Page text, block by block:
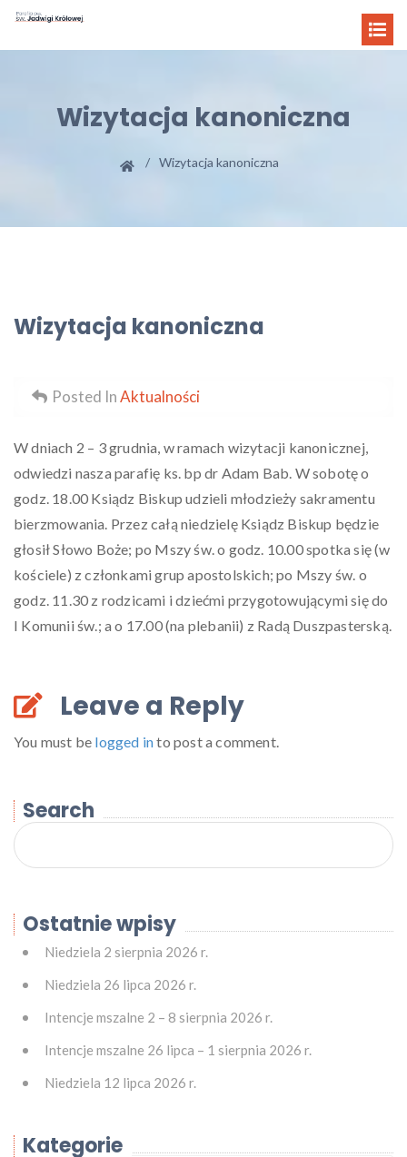
Wizytacja kanoniczna
Wizytacja kanoniczna
Wizytacja kanoniczna
Posted InAktualności
W dniach 2 – 3 grudnia, w ramach wizytacji kanonicznej,
odwiedzi nasza parafię ks. bp dr Adam Bab. W sobotę o
godz. 18.00 Ksiądz Biskup udzieli młodzieży sakramentu
bierzmowania. Przez całą niedzielę Ksiądz Biskup będzie
głosił Słowo Boże; po Mszy św. o godz. 10.00 spotka się (w
kościele) z członkami grup apostolskich; po Mszy św. o
godz. 11.30 z rodzicami i dziećmi przygotowującymi się do
I Komunii św.; a o 17.00 (na plebanii) z Radą Duszpasterską.
Leave a Reply
You must be logged into post a comment.
Search
Ostatnie wpisy
Niedziela 2 sierpnia 2026 r.
Niedziela 26 lipca 2026 r.
Intencje mszalne 2 – 8 sierpnia 2026 r.
Intencje mszalne 26 lipca – 1 sierpnia 2026 r.
Niedziela 12 lipca 2026 r.
Kategorie